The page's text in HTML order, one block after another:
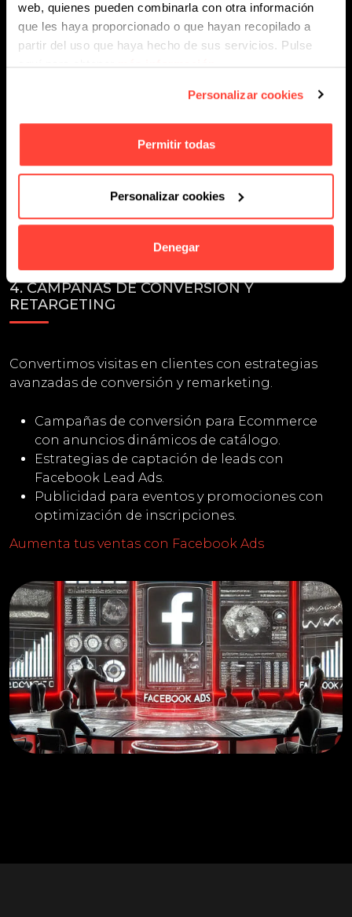
web, quienes pueden combinarla con otra información
que les haya proporcionado o que hayan recopilado a
partir del uso que haya hecho de sus servicios. Pulse
aquí para obtenermás información.
Personalizar cookies
Permitir todas
Personalizar cookies
Denegar
4. CAMPAÑAS DE CONVERSIÓN Y
RETARGETING
Convertimos visitas en clientes con estrategias
avanzadas de conversión y remarketing.
Campañas de conversión para Ecommerce
con anuncios dinámicos de catálogo.
Estrategias de captación de leads con
Facebook Lead Ads.
Publicidad para eventos y promociones con
optimización de inscripciones.
Aumenta tus ventas con Facebook Ads